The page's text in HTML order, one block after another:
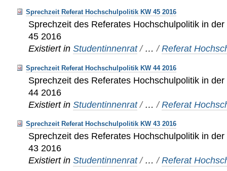
Sprechzeit Referat Hochschulpolitik KW 45 2016
Sprechzeit des Referates Hochschulpolitik in
45 2016
Existiert in Studentinnenrat / …/Referat
Sprechzeit Referat Hochschulpolitik KW 44 2016
Sprechzeit des Referates Hochschulpolitik in
44 2016
Existiert in Studentinnenrat / …/Referat
Sprechzeit Referat Hochschulpolitik KW 43 2016
Sprechzeit des Referates Hochschulpolitik in
43 2016
Existiert in Studentinnenrat / …/Referat